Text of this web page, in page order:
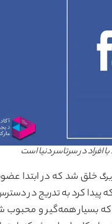
افراد در سرتاسر دنیا است
خلق شد که در ابتدا
کرد به تدریج در
بسیار همه‌گیر و محبوب